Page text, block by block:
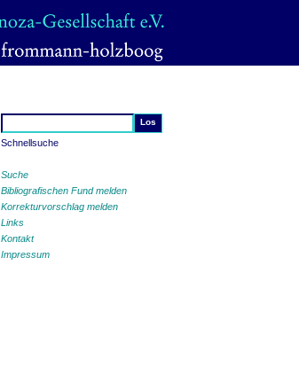
Schnellsuche
Suche
Bibliografischen Fund melden
Korrekturvorschlag melden
Links
Kontakt
Impressum